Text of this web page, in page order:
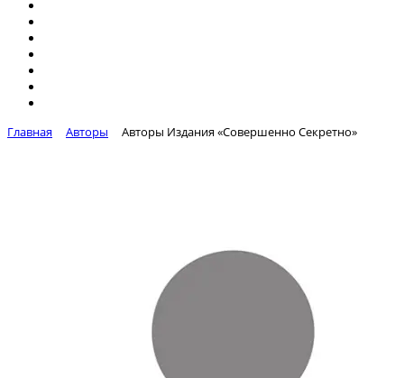
Главная Авторы Авторы Издания «Совершенно Секретно»